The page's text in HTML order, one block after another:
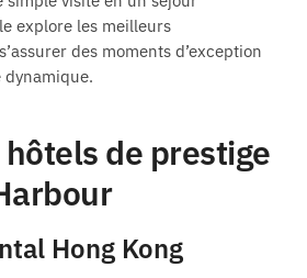
explore les meilleurs
des moments d’exception
de prestige
Hong Kong